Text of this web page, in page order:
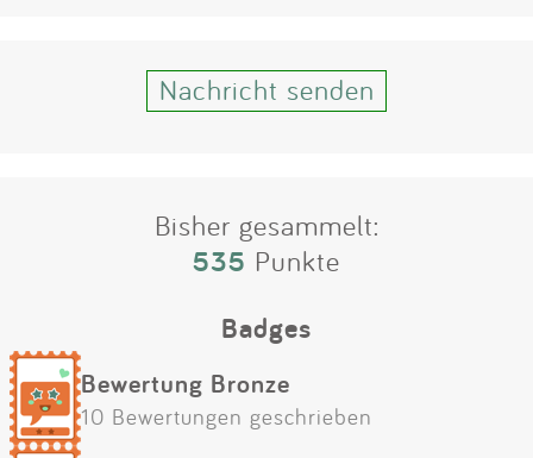
Nachricht senden
Bisher gesammelt:
535 Punkte
Badges
Bewertung Bronze
10 Bewertungen geschrieben